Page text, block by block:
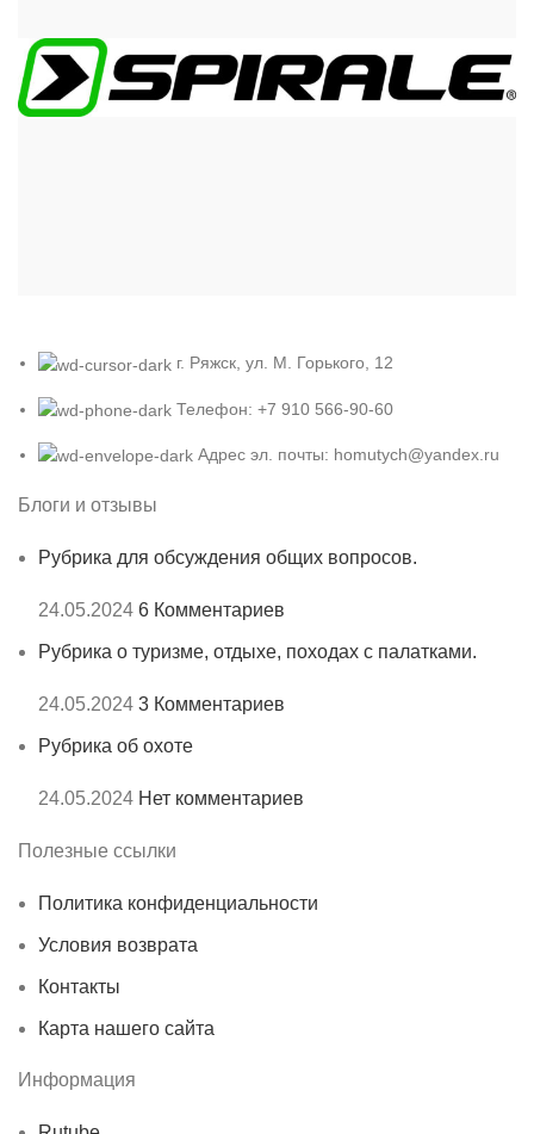
г. Ряжск, ул. М. Горького, 12
Телефон: +7 910 566-90-60
Адрес эл. почты: homutych@yandex.ru
Блоги и отзывы
Рубрика для обсуждения общих вопросов.
24.05.2024 6 Комментариев
Рубрика о туризме, отдыхе, походах с палатками.
24.05.2024 3 Комментариев
Рубрика об охоте
24.05.2024 Нет комментариев
Полезные ссылки
Политика конфиденциальности
Условия возврата
Контакты
Карта нашего сайта
Информация